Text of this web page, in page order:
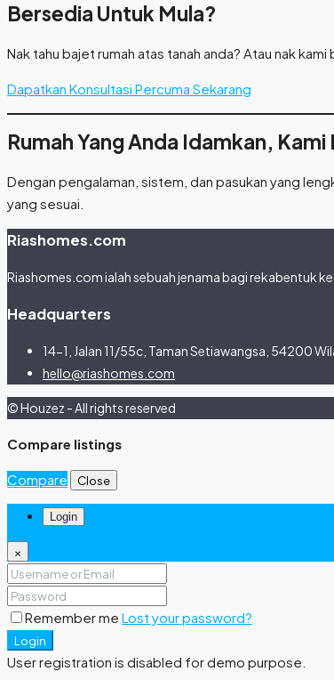
Bersedia Untuk Mula?
Nak tahu bajet rumah atas tanah anda? Atau nak
Dapatkan Konsultasi Percuma Sekarang
Rumah Yang Anda Idamkan, Kami
Dengan pengalaman, sistem, dan pasukan yang
yang sesuai.
Riashomes.com
Riashomes.com ialah sebuah jenama bagi rekabentuk
Headquarters
14-1, Jalan 11/55c, Taman Setiawangsa, 54200
hello@riashomes.com
© Houzez - All rights reserved
Compare listings
Compare Close
Login
×
Remember me Lost your password?
Login
User registration is disabled for demo purpose.